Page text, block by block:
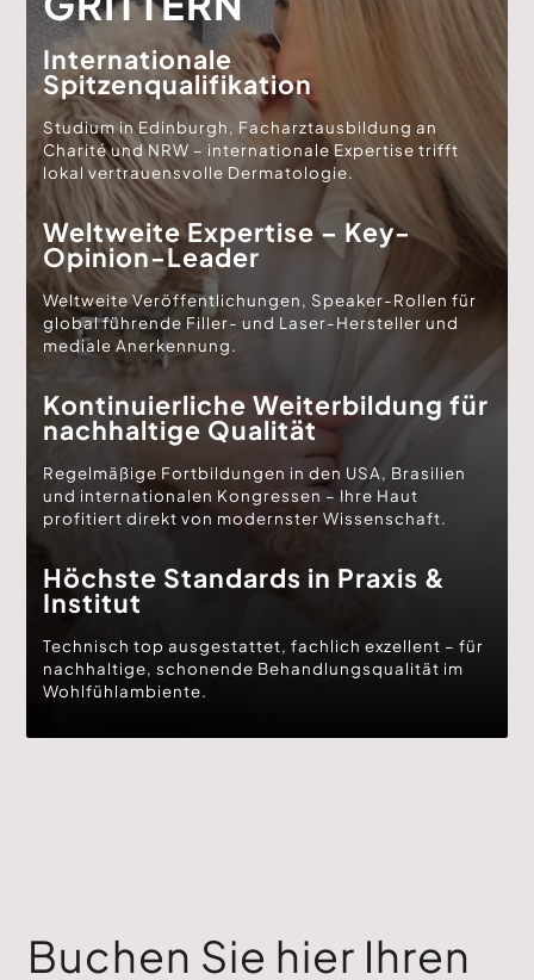
Internationale
Spitzenqualifikation
Studium in Edinburgh, Facharztausbildung an
Charité und NRW – internationale Expertise trifft
lokal vertrauensvolle Dermatologie.
Weltweite Expertise – Key-
Opinion-Leader
Weltweite Veröffentlichungen, Speaker-Rollen für
global führende Filler- und Laser-Hersteller und
mediale Anerkennung.
Kontinuierliche Weiterbildung für
nachhaltige Qualität
Regelmäßige Fortbildungen in den USA, Brasilien
und internationalen Kongressen – Ihre Haut
profitiert direkt von modernster Wissenschaft.
Höchste Standards in Praxis &
Institut
Technisch top ausgestattet, fachlich exzellent – für
nachhaltige, schonende Behandlungsqualität im
Wohlfühlambiente.
Buchen Sie hier Ihren